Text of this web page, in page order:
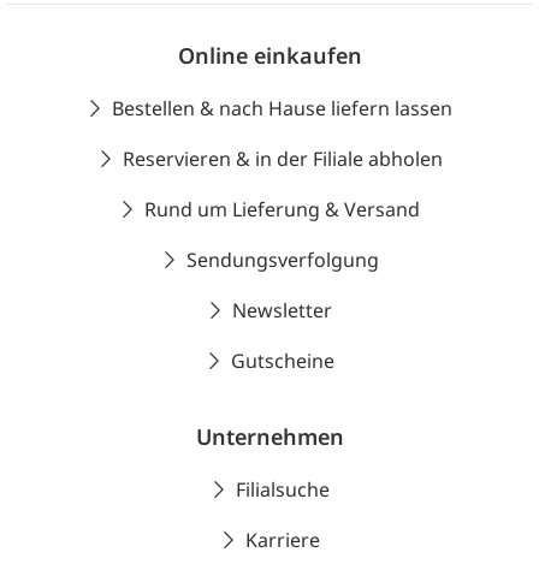
Online einkaufen
Bestellen & nach Hause liefern lassen
Reservieren & in der Filiale abholen
Rund um Lieferung & Versand
Sendungsverfolgung
Newsletter
Gutscheine
Unternehmen
Filialsuche
Karriere